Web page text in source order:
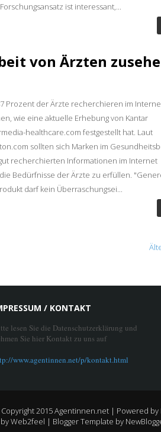
ist interessant,...
von Ärzten
Prozent der Ärzte recherchieren im
wie eine aktuelle Erhebung von Kantar
healthcare.com festgestellt hat. Laut
sollten sich Marken im
recherchierten Informationen im Internet
Bedürfnisse der Ärzte zu erfüllen.
darf kein Überraschungsei...
/ KONTAKT
lesen Sie die Datenschutzerklärung und
Sie hier Kontakt zu uns auf
www.agentinnen.net/p/kontakt.html
Copyright 2015Agentinnen.net| Powered by
Web2feel | Blogger Template by